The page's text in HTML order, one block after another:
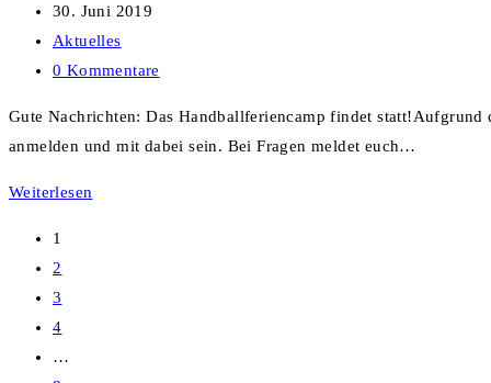
Autor:
Beitrag
veröffentlicht:
30. Juni 2019
Beitrags-
Kategorie:
Aktuelles
Beitrags-
0 Kommentare
Gute Nachrichten: Das Handballferiencamp findet
anmelden und mit dabei sein. Bei Fragen meldet euch…
Weiterlesen
1
2
3
4
…